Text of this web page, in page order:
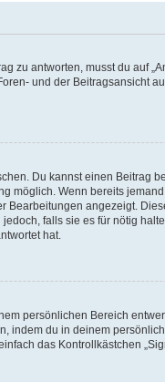
zu antworten, musst du auf
und der Beitragsansicht
Du kannst einen Beitrag
möglich. Wenn bereits
angezeigt.
falls sie es für nötig
hat.
persönlichen Bereich
indem du in deinem
das Kontrollkästchen